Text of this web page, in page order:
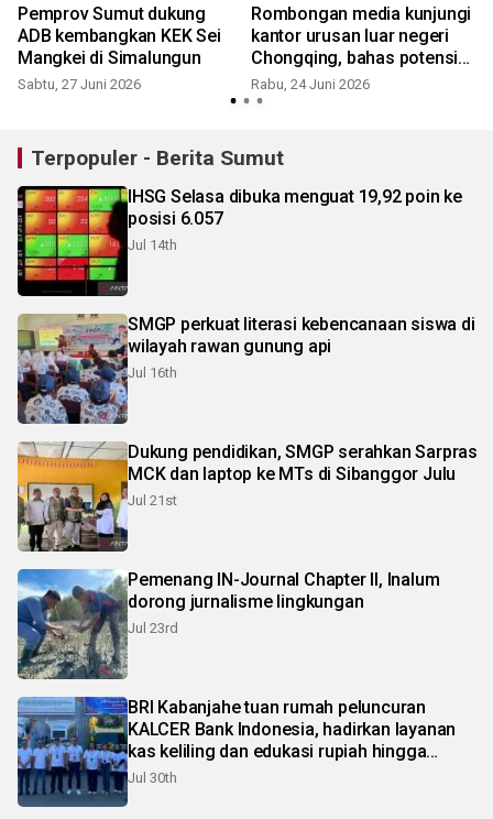
Pemprov Sumut dukung
ADB kembangkan KEK Sei
Mangkei di Simalungun
Sabtu, 27 Juni 2026
Rombongan media kunjungi
kantor urusan luar negeri
Chongqing, bahas potensi
kerja sama
Rabu, 24 Juni 2026
Terpopuler - Berita Sumut
IHSG Selasa dibuka menguat 19,92 poin ke
posisi 6.057
Jul 14th
SMGP perkuat literasi kebencanaan siswa di
wilayah rawan gunung api
Jul 16th
Dukung pendidikan, SMGP serahkan Sarpras
MCK dan laptop ke MTs di Sibanggor Julu
Jul 21st
Pemenang IN-Journal Chapter II, Inalum
dorong jurnalisme lingkungan
Jul 23rd
BRI Kabanjahe tuan rumah peluncuran
KALCER Bank Indonesia, hadirkan layanan
kas keliling dan edukasi rupiah hingga
pelosok Karo
Jul 30th